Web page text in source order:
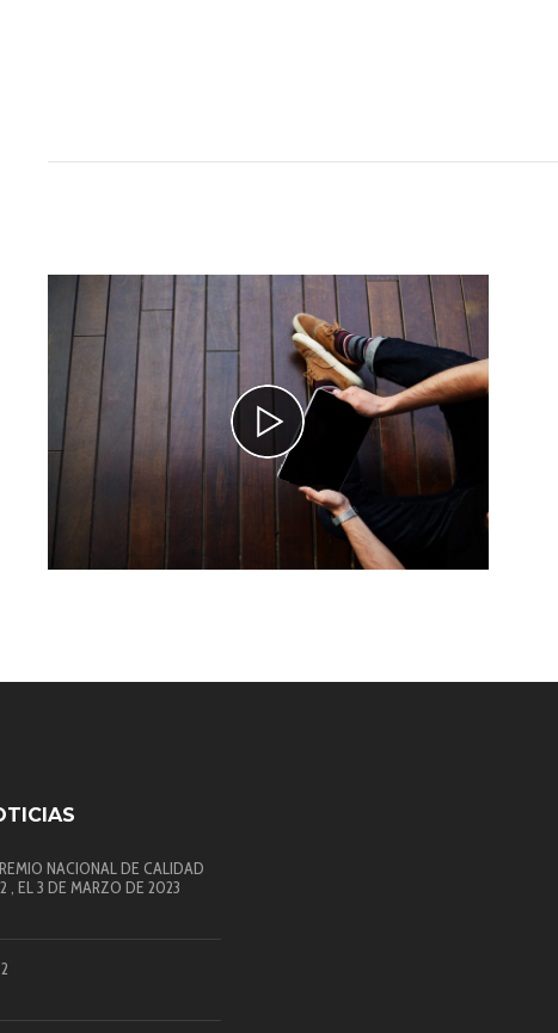
NACIONAL DE CALIDAD
, EL 3 DE MARZO DE 2023